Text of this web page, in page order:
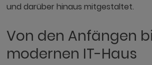
und darüber hinaus mitgestaltet.
Von den Anfängen
modernen IT-Haus